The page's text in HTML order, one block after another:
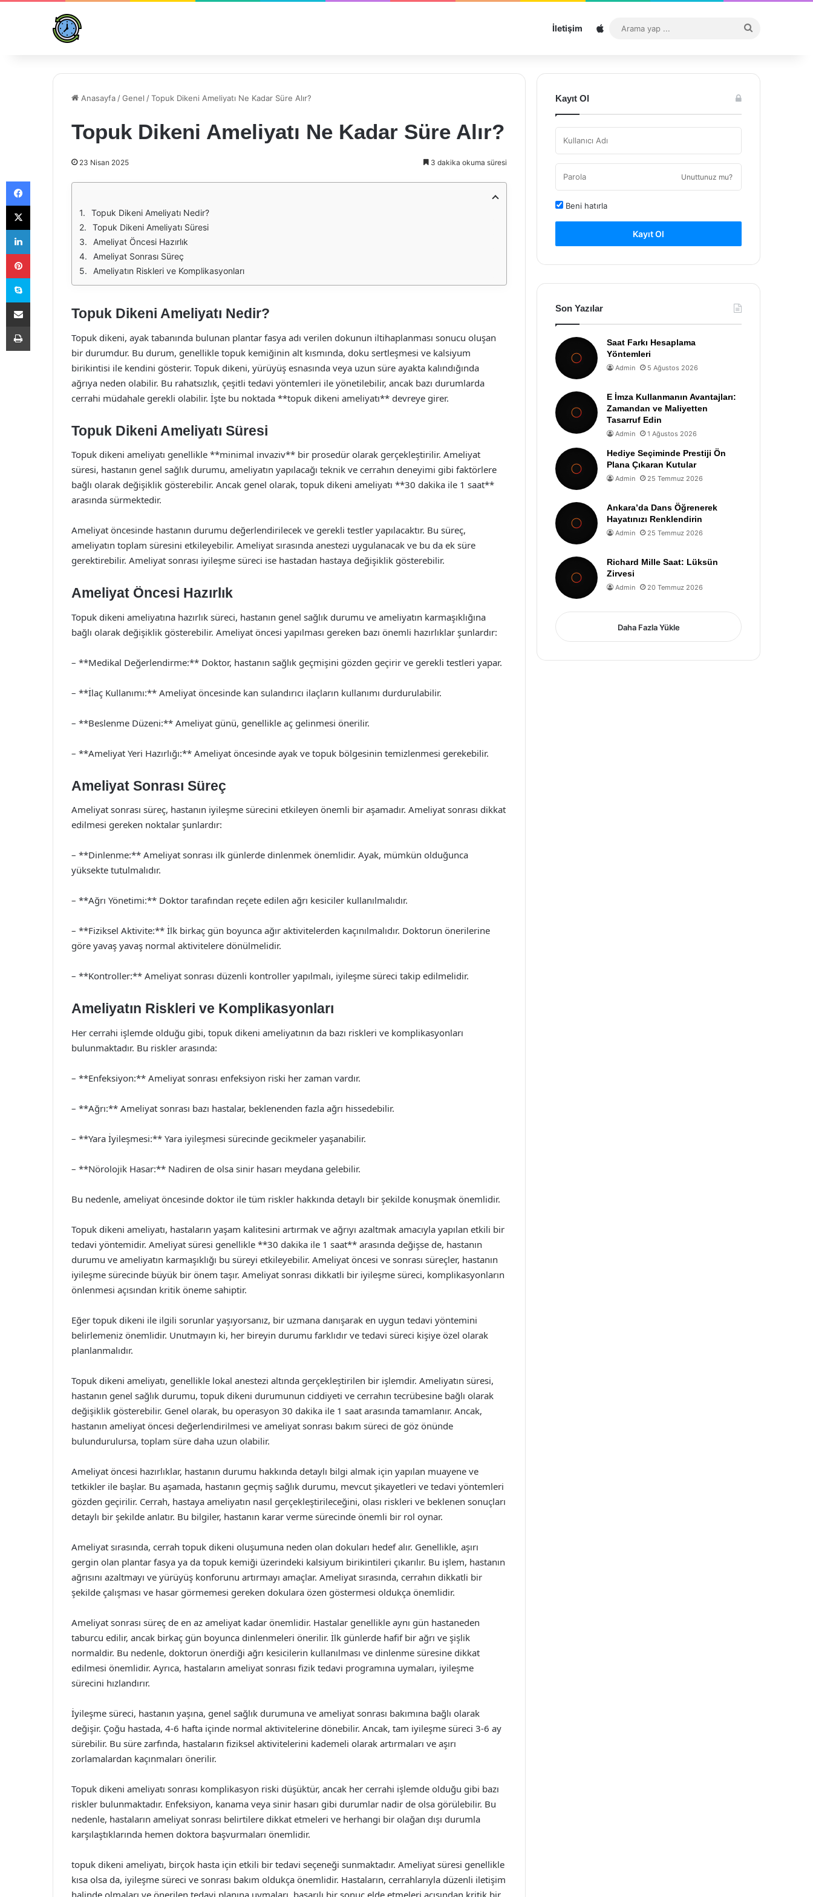
İletişim Sitemap
...
Anasayfa /Genel /Topuk Dikeni Ameliyatı Ne Kadar Süre Alır?
Topuk Dikeni Ameliyatı Ne Kadar Süre Alır?
23 Nisan 2025 3 dakika okuma süresi
Topuk Dikeni Ameliyatı Nedir?
Topuk Dikeni Ameliyatı Süresi
Ameliyat Öncesi Hazırlık
Ameliyat Sonrası Süreç
Ameliyatın Riskleri ve Komplikasyonları
Topuk Dikeni Ameliyatı Nedir?
Topuk dikeni, ayak tabanında bulunan plantar fasya adı verilen dokunun iltihaplanması sonucu oluşan
bir durumdur. Bu durum, genellikle topuk kemiğinin alt kısmında, doku sertleşmesi ve kalsiyum
birikintisi ile kendini gösterir. Topuk dikeni, yürüyüş esnasında veya uzun süre ayakta kalındığında
ağrıya neden olabilir. Bu rahatsızlık, çeşitli tedavi yöntemleri ile yönetilebilir, ancak bazı durumlarda
cerrahi müdahale gerekli olabilir. İşte bu noktada **topuk dikeni ameliyatı** devreye girer.
Topuk Dikeni Ameliyatı Süresi
Topuk dikeni ameliyatı genellikle **minimal invaziv** bir prosedür olarak gerçekleştirilir. Ameliyat
süresi, hastanın genel sağlık durumu, ameliyatın yapılacağı teknik ve cerrahın deneyimi gibi faktörlere
bağlı olarak değişiklik gösterebilir. Ancak genel olarak, topuk dikeni ameliyatı **30 dakika ile 1 saat**
arasında sürmektedir.
Ameliyat öncesinde hastanın durumu değerlendirilecek ve gerekli testler yapılacaktır. Bu süreç,
ameliyatın toplam süresini etkileyebilir. Ameliyat sırasında anestezi uygulanacak ve bu da ek süre
gerektirebilir. Ameliyat sonrası iyileşme süreci ise hastadan hastaya değişiklik gösterebilir.
Ameliyat Öncesi Hazırlık
Topuk dikeni ameliyatına hazırlık süreci, hastanın genel sağlık durumu ve ameliyatın karmaşıklığına
bağlı olarak değişiklik gösterebilir. Ameliyat öncesi yapılması gereken bazı önemli hazırlıklar şunlardır:
– **Medikal Değerlendirme:** Doktor, hastanın sağlık geçmişini gözden geçirir ve gerekli testleri yapar.
– **İlaç Kullanımı:** Ameliyat öncesinde kan sulandırıcı ilaçların kullanımı durdurulabilir.
– **Beslenme Düzeni:** Ameliyat günü, genellikle aç gelinmesi önerilir.
– **Ameliyat Yeri Hazırlığı:** Ameliyat öncesinde ayak ve topuk bölgesinin temizlenmesi gerekebilir.
Ameliyat Sonrası Süreç
Ameliyat sonrası süreç, hastanın iyileşme sürecini etkileyen önemli bir aşamadır. Ameliyat sonrası dikkat
edilmesi gereken noktalar şunlardır:
– **Dinlenme:** Ameliyat sonrası ilk günlerde dinlenmek önemlidir. Ayak, mümkün olduğunca
yüksekte tutulmalıdır.
– **Ağrı Yönetimi:** Doktor tarafından reçete edilen ağrı kesiciler kullanılmalıdır.
– **Fiziksel Aktivite:** İlk birkaç gün boyunca ağır aktivitelerden kaçınılmalıdır. Doktorun önerilerine
göre yavaş yavaş normal aktivitelere dönülmelidir.
– **Kontroller:** Ameliyat sonrası düzenli kontroller yapılmalı, iyileşme süreci takip edilmelidir.
Ameliyatın Riskleri ve Komplikasyonları
Her cerrahi işlemde olduğu gibi, topuk dikeni ameliyatının da bazı riskleri ve komplikasyonları
bulunmaktadır. Bu riskler arasında:
– **Enfeksiyon:** Ameliyat sonrası enfeksiyon riski her zaman vardır.
– **Ağrı:** Ameliyat sonrası bazı hastalar, beklenenden fazla ağrı hissedebilir.
– **Yara İyileşmesi:** Yara iyileşmesi sürecinde gecikmeler yaşanabilir.
– **Nörolojik Hasar:** Nadiren de olsa sinir hasarı meydana gelebilir.
Bu nedenle, ameliyat öncesinde doktor ile tüm riskler hakkında detaylı bir şekilde konuşmak önemlidir.
Topuk dikeni ameliyatı, hastaların yaşam kalitesini artırmak ve ağrıyı azaltmak amacıyla yapılan etkili bir
tedavi yöntemidir. Ameliyat süresi genellikle **30 dakika ile 1 saat** arasında değişse de, hastanın
durumu ve ameliyatın karmaşıklığı bu süreyi etkileyebilir. Ameliyat öncesi ve sonrası süreçler, hastanın
iyileşme sürecinde büyük bir önem taşır. Ameliyat sonrası dikkatli bir iyileşme süreci, komplikasyonların
önlenmesi açısından kritik öneme sahiptir.
Eğer topuk dikeni ile ilgili sorunlar yaşıyorsanız, bir uzmana danışarak en uygun tedavi yöntemini
belirlemeniz önemlidir. Unutmayın ki, her bireyin durumu farklıdır ve tedavi süreci kişiye özel olarak
planlanmalıdır.
Topuk dikeni ameliyatı, genellikle lokal anestezi altında gerçekleştirilen bir işlemdir. Ameliyatın süresi,
hastanın genel sağlık durumu, topuk dikeni durumunun ciddiyeti ve cerrahın tecrübesine bağlı olarak
değişiklik gösterebilir. Genel olarak, bu operasyon 30 dakika ile 1 saat arasında tamamlanır. Ancak,
hastanın ameliyat öncesi değerlendirilmesi ve ameliyat sonrası bakım süreci de göz önünde
bulundurulursa, toplam süre daha uzun olabilir.
Ameliyat öncesi hazırlıklar, hastanın durumu hakkında detaylı bilgi almak için yapılan muayene ve
tetkikler ile başlar. Bu aşamada, hastanın geçmiş sağlık durumu, mevcut şikayetleri ve tedavi yöntemleri
gözden geçirilir. Cerrah, hastaya ameliyatın nasıl gerçekleştirileceğini, olası riskleri ve beklenen sonuçları
detaylı bir şekilde anlatır. Bu bilgiler, hastanın karar verme sürecinde önemli bir rol oynar.
Ameliyat sırasında, cerrah topuk dikeni oluşumuna neden olan dokuları hedef alır. Genellikle, aşırı
gergin olan plantar fasya ya da topuk kemiği üzerindeki kalsiyum birikintileri çıkarılır. Bu işlem, hastanın
ağrısını azaltmayı ve yürüyüş konforunu artırmayı amaçlar. Ameliyat sırasında, cerrahın dikkatli bir
şekilde çalışması ve hasar görmemesi gereken dokulara özen göstermesi oldukça önemlidir.
Ameliyat sonrası süreç de en az ameliyat kadar önemlidir. Hastalar genellikle aynı gün hastaneden
taburcu edilir, ancak birkaç gün boyunca dinlenmeleri önerilir. İlk günlerde hafif bir ağrı ve şişlik
normaldir. Bu nedenle, doktorun önerdiği ağrı kesicilerin kullanılması ve dinlenme süresine dikkat
edilmesi önemlidir. Ayrıca, hastaların ameliyat sonrası fizik tedavi programına uymaları, iyileşme
sürecini hızlandırır.
İyileşme süreci, hastanın yaşına, genel sağlık durumuna ve ameliyat sonrası bakımına bağlı olarak
değişir. Çoğu hastada, 4-6 hafta içinde normal aktivitelerine dönebilir. Ancak, tam iyileşme süreci 3-6 ay
sürebilir. Bu süre zarfında, hastaların fiziksel aktivitelerini kademeli olarak artırmaları ve aşırı
zorlamalardan kaçınmaları önerilir.
Topuk dikeni ameliyatı sonrası komplikasyon riski düşüktür, ancak her cerrahi işlemde olduğu gibi bazı
riskler bulunmaktadır. Enfeksiyon, kanama veya sinir hasarı gibi durumlar nadir de olsa görülebilir. Bu
nedenle, hastaların ameliyat sonrası belirtilere dikkat etmeleri ve herhangi bir olağan dışı durumla
karşılaştıklarında hemen doktora başvurmaları önemlidir.
topuk dikeni ameliyatı, birçok hasta için etkili bir tedavi seçeneği sunmaktadır. Ameliyat süresi genellikle
kısa olsa da, iyileşme süreci ve sonrası bakım oldukça önemlidir. Hastaların, cerrahlarıyla düzenli iletişim
halinde olmaları ve önerilen tedavi planına uymaları, başarılı bir sonuç elde etmeleri açısından kritik bir
Kayıt Ol
Unuttunuz mu?
Beni hatırla
Kayıt Ol
Son Yazılar
Saat Farkı Hesaplama
Yöntemleri
Admin 5 Ağustos 2026
E İmza Kullanmanın Avantajları:
Zamandan ve Maliyetten
Tasarruf Edin
Admin 1 Ağustos 2026
Hediye Seçiminde Prestiji Ön
Plana Çıkaran Kutular
Admin 25 Temmuz 2026
Ankara’da Dans Öğrenerek
Hayatınızı Renklendirin
Admin 25 Temmuz 2026
Richard Mille Saat: Lüksün
Zirvesi
Admin 20 Temmuz 2026
Daha Fazla Yükle
Facebook
X
LinkedIn
Pinterest
Skype
E-Posta ile paylaş